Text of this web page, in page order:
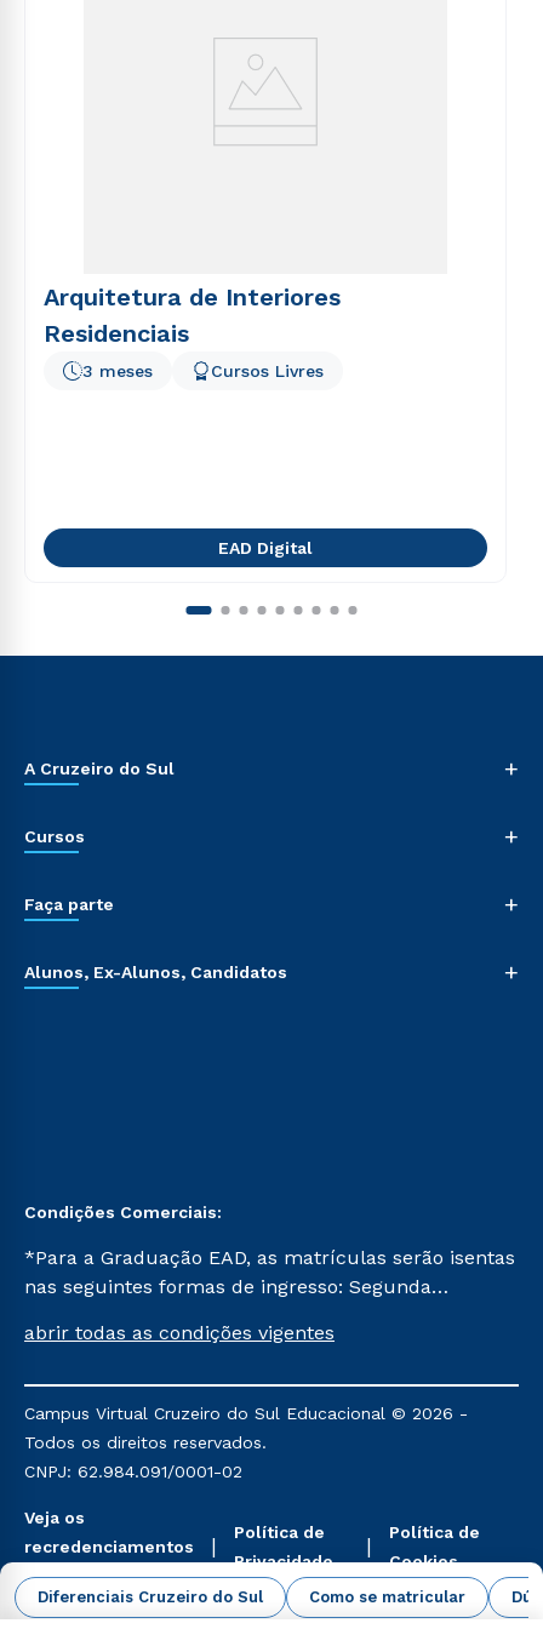
Diferenciais Cruzeiro do Sul Como se matricular
Arquitetura de Interiores
Residenciais
3 meses Cursos Livres
EAD Digital
A Cruzeiro do Sul +
Cursos +
Faça parte +
Alunos, Ex-Alunos, Candidatos +
Condições Comerciais:
*Para a Graduação EAD, as matrículas serão isentas
nas seguintes formas de ingresso: Segunda
Já para as demais, a taxa de matrícula será de R$
mencionadas são referentes aos cursos: Ensino
Religioso, Geografia para a Docência e Metodologia
do Ensino de História: Questões Atuais.
abrir todas as condições vigentes
Campus Virtual Cruzeiro do Sul Educacional © 2026 -
Todos os direitos reservados.
CNPJ: 62.984.091/0001-02
Veja os
recredenciamentos
aqui
Política de
Privacidade
Política de
Cookies